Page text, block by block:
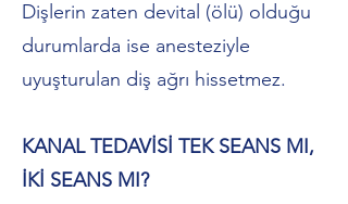
Dişlerin zaten devital (ölü) olduğu
durumlarda ise anesteziyle
uyuşturulan diş ağrı hissetmez.
KANAL TEDAVİSİ TEK SEANS MI,
İKİ SEANS MI?